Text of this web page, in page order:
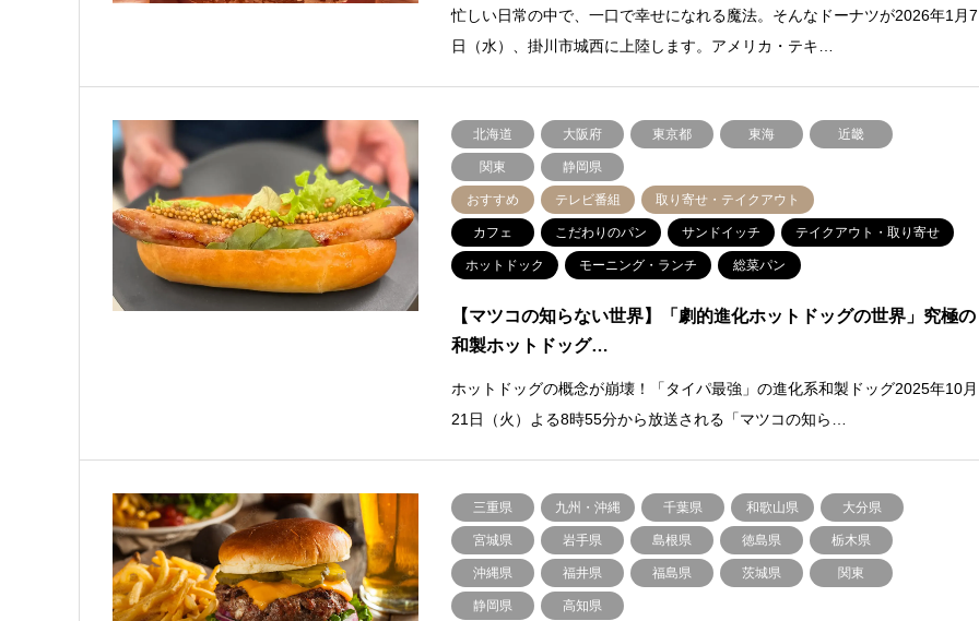
忙しい日常の中で、一口で幸せになれる魔法。そんなドーナツが2026年1月7
日（水）、掛川市城西に上陸します。アメリカ・テキ…
北海道 大阪府 東京都 東海 近畿
関東 静岡県
おすすめ テレビ番組 取り寄せ・テイクアウト
カフェ こだわりのパン サンドイッチ テイクアウト・取り寄せ
ホットドック モーニング・ランチ 総菜パン
【マツコの知らない世界】「劇的進化ホットドッグの世界」究極の
和製ホットドッグ…
ホットドッグの概念が崩壊！「タイパ最強」の進化系和製ドッグ2025年10月
21日（火）よる8時55分から放送される「マツコの知ら…
三重県 九州・沖縄 千葉県 和歌山県 大分県
宮城県 岩手県 島根県 徳島県 栃木県
沖縄県 福井県 福島県 茨城県 関東
静岡県 高知県